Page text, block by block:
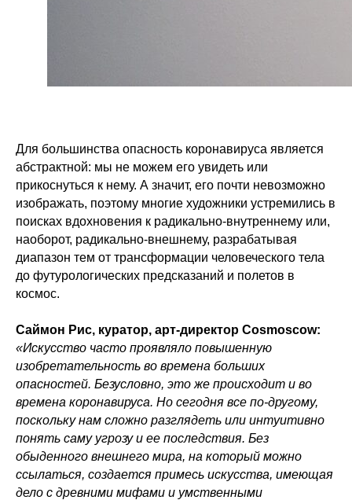
Для большинства опасность коронавируса является
абстрактной: мы не можем его увидеть или
прикоснуться к нему. А значит, его почти невозможно
изображать, поэтому многие художники устремились в
поисках вдохновения к радикально-внутреннему или,
наоборот, радикально-внешнему, разрабатывая
диапазон тем от трансформации человеческого тела
до футурологических предсказаний и полетов в
космос.
Саймон Рис, куратор, арт-директор Cosmoscow:
«Искусство часто проявляло повышенную
изобретательность во времена больших
опасностей. Безусловно, это же происходит и во
времена коронавируса. Но сегодня все по-другому,
поскольку нам сложно разглядеть или интуитивно
понять саму угрозу и ее последствия. Без
обыденного внешнего мира, на который можно
ссылаться, создается примесь искусства, имеющая
дело с древними мифами и умственными